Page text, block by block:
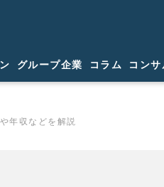
グループ企業 コラム コン
年収などを解説